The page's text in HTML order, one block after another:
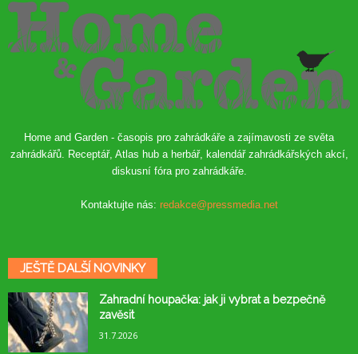
Home and Garden - časopis pro zahrádkáře a zajímavosti ze světa
zahrádkářů. Receptář, Atlas hub a herbář, kalendář zahrádkářských akcí,
diskusní fóra pro zahrádkáře.
Kontaktujte nás: redakce@pressmedia.net
JEŠTĚ DALŠÍ NOVINKY
Zahradní houpačka: jak ji vybrat a bezpečně
zavěsit
31.7.2026